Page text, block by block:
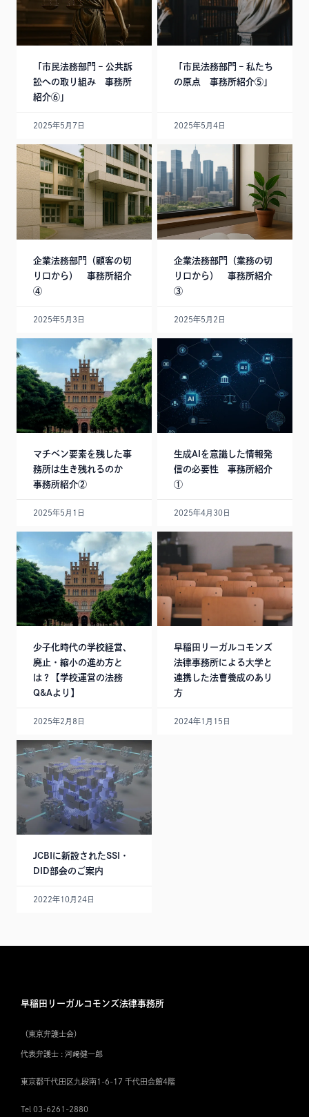
「市民法務部門 – 公共訴
訟への取り組み 事務所
紹介⑥」
2025年5月7日
「市民法務部門 – 私たち
の原点 事務所紹介⑤」
2025年5月4日
企業法務部門（顧客の切
り口から） 事務所紹介
④
2025年5月3日
企業法務部門（業務の切
り口から） 事務所紹介
③
2025年5月2日
マチベン要素を残した事
務所は生き残れるのか
事務所紹介②
2025年5月1日
生成AIを意識した情報発
信の必要性 事務所紹介
①
2025年4月30日
少子化時代の学校経営、
廃止・縮小の進め方と
は？【学校運営の法務
Q&Aより】
2025年2月8日
早稲田リーガルコモンズ
法律事務所による大学と
連携した法曹養成のあり
方
2024年1月15日
JCBIに新設されたSSI・
DID部会のご案内
2022年10月24日
早稲田リーガルコモンズ法律事務所
（東京弁護士会）
代表弁護士 : 河﨑健一郎
東京都千代田区九段南1-6-17 千代田会館4階
Tel 03-6261-2880